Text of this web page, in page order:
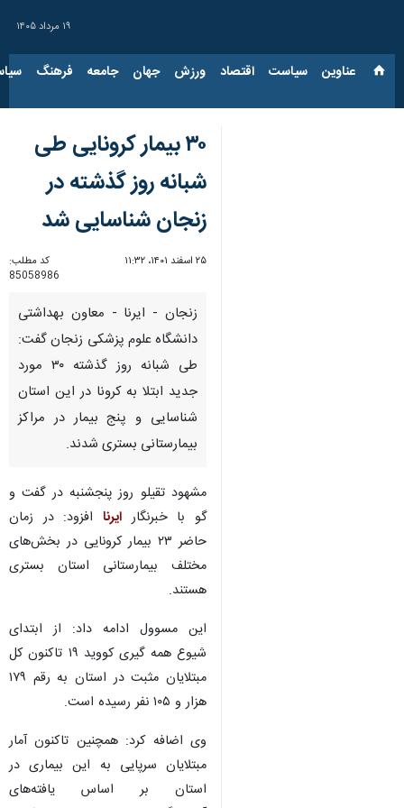
۱۹ مرداد ۱۴۰۵
عناوین‌ سیاست اقتصاد ورزش جهان جامعه فرهنگ
۳۰ بیمار کرونایی طی
شبانه روز گذشته در
زنجان شناسایی شد
۲۵ اسفند ۱۴۰۱، ۱۱:۳۲
کد مطلب:
85058986
زنجان - ایرنا - معاون بهداشتی
دانشگاه علوم پزشکی زنجان گفت:
طی شبانه روز گذشته ۳۰ مورد
جدید ابتلا به کرونا در این استان
شناسایی و پنج بیمار در مراکز
بیمارستانی بستری شدند.
مشهود تقیلو روز پنجشنبه در گفت و
گو با خبرنگار ایرنا افزود: در زمان
حاضر ۲۳ بیمار کرونایی در بخش‌های
مختلف بیمارستانی استان بستری
هستند.
این مسوول ادامه داد: از ابتدای
شیوع همه گیری کووید ۱۹ تاکنون کل
مبتلایان مثبت در استان به رقم ۱۷۹
هزار و ۱۰۵ نفر رسیده است.
وی اضافه کرد: همچنین تاکنون آمار
مبتلایان سرپایی به این بیماری در
استان بر اساس یافته‌های